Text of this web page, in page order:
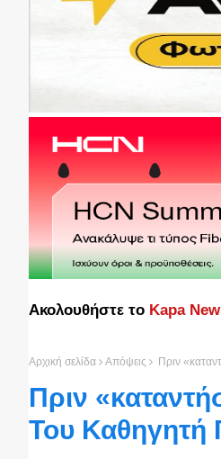
Ακολουθήστε το Kapa
Αρχική σελίδα Απόψεις Πριν
Πριν
Του Καθηγητή